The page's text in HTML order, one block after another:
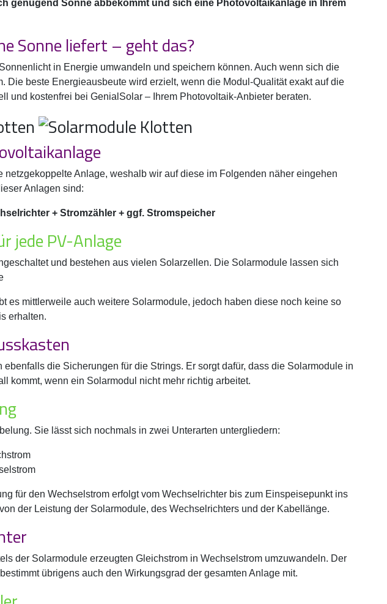
genügend Sonne abbekommt und sich eine Photovoltaikanlage in Ihrem
Sonne liefert – geht das?
in Energie umwandeln und speichern können. Auch wenn sich die
beste Energieausbeute wird erzielt, wenn die Modul-Qualität exakt auf die
und kostenfrei bei GenialSolar – Ihrem Photovoltaik-Anbieter beraten.
Anlage, weshalb wir auf diese im Folgenden näher eingehen
Anlagen sind:
+ Stromzähler + ggf. Stromspeicher
jede PV-Anlage
und bestehen aus vielen Solarzellen. Die Solarmodule lassen sich
mittlerweile auch weitere Solarmodule, jedoch haben diese noch keine so
erhalten.
die Sicherungen für die Strings. Er sorgt dafür, dass die Solarmodule in
kommt, wenn ein Solarmodul nicht mehr richtig arbeitet.
Sie lässt sich nochmals in zwei Unterarten untergliedern:
für den Wechselstrom erfolgt vom Wechselrichter bis zum Einspeisepunkt ins
der Leistung der Solarmodule, des Wechselrichters und der Kabellänge.
der Solarmodule erzeugten Gleichstrom in Wechselstrom umzuwandeln. Der
übrigens auch den Wirkungsgrad der gesamten Anlage mit.